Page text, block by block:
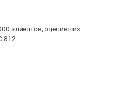
клиентов, оценивших
812